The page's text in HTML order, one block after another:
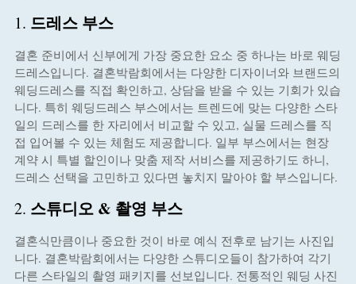
1. 드레스 부스
결혼 준비에서 신부에게 가장 중요한 요소 중 하나는 바로 웨딩
드레스입니다. 결혼박람회에서는 다양한 디자이너와 브랜드의
웨딩드레스를 직접 확인하고, 상담을 받을 수 있는 기회가 있습
니다. 특히 웨딩드레스 부스에서는 트렌드에 맞는 다양한 스타
일의 드레스를 한 자리에서 비교할 수 있고, 실물 드레스를 직
접 입어볼 수 있는 체험도 제공합니다. 일부 부스에서는 현장
계약 시 특별 할인이나 맞춤 제작 서비스를 제공하기도 하니,
드레스 선택을 고민하고 있다면 놓치지 말아야 할 부스입니다.
2. 스튜디오 & 촬영 부스
결혼식만큼이나 중요한 것이 바로 예식 전후로 남기는 사진입
니다. 결혼박람회에서는 다양한 스튜디오들이 참가하여 각기
다른 스타일의 촬영 패키지를 선보입니다. 전통적인 웨딩 사진